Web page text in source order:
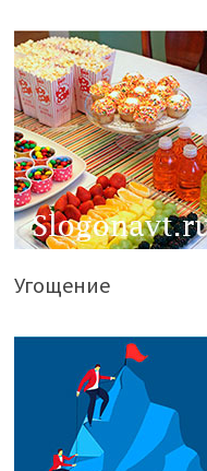
Угощение